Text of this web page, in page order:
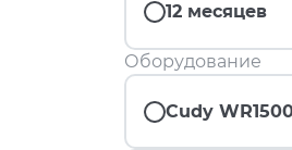
12 месяцев
Оборудование
Cudy